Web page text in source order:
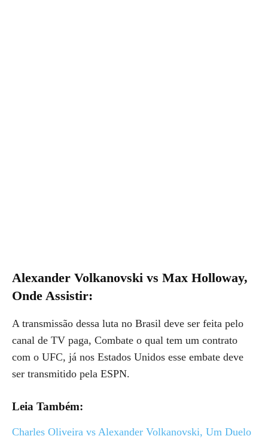
Alexander Volkanovski vs Max Holloway,
Onde Assistir:
A transmissão dessa luta no Brasil deve ser feita pelo
canal de TV paga, Combate o qual tem um contrato
com o UFC, já nos Estados Unidos esse embate deve
ser transmitido pela ESPN.
Leia Também:
Charles Oliveira vs Alexander Volkanovski, Um Duelo